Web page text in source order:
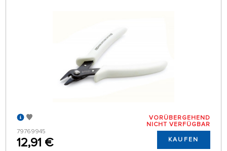
79769945
12,91 €
VORÜBERGEHEND
NICHT VERFÜGBAR
KAUFEN